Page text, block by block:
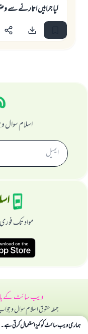
كيا جرابيں اتارنے سے
اسلام سوال
مواد تک
ویب سائٹ کے
جملہ حقوق اسلام سوال و جواب
ہماری ویب سائٹ کوکیز استعمال کرتی ہے۔